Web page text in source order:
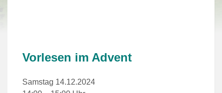
Vorlesen im Advent
Samstag 14.12.2024